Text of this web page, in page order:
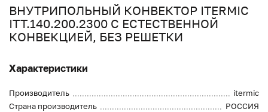
ВНУТРИПОЛЬНЫЙ КОНВЕКТОР ITERMIC
ITT.140.200.2300 С ЕСТЕСТВЕННОЙ
КОНВЕКЦИЕЙ, БЕЗ РЕШЕТКИ
Характеристики
Производитель
itermic
Страна производитель
РОССИЯ